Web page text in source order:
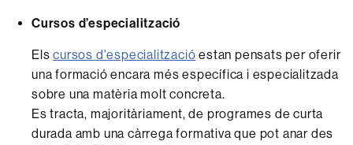
Cursos d’especialització
Elscursos d'especialització estan pensats per oferir
una formació encara més específica i especialitzada
sobre una matèria molt concreta.
Es tracta, majoritàriament, de programes de curta
durada amb una càrrega formativa que pot anar des